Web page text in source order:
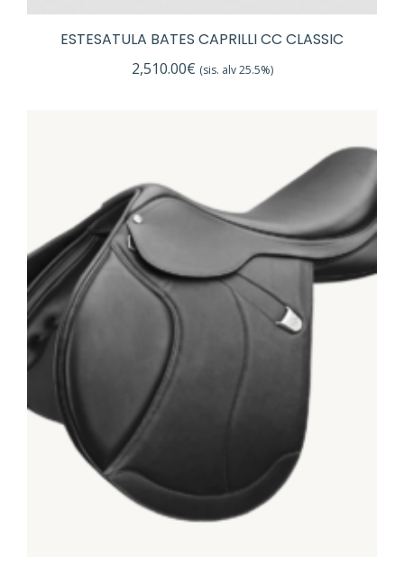
ESTESATULA BATES CAPRILLI CC CLASSIC
2,510.00€ (sis. alv 25.5%)